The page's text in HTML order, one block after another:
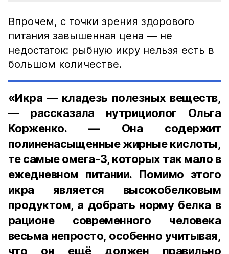
Впрочем, с точки зрения здорового
питания завышенная цена — не
недостаток: рыбную икру нельзя есть в
большом количестве.
«Икра — кладезь полезных веществ,
— рассказала нутрициолог Ольга
Корженко. — Она содержит
полиненасыщенные жирные кислоты,
те самые омега-3, которых так мало в
ежедневном питании. Помимо этого
икра является высокобелковым
продуктом, а добрать норму белка в
рационе современного человека
весьма непросто, особенно учитывая,
что он ещё должен правильно